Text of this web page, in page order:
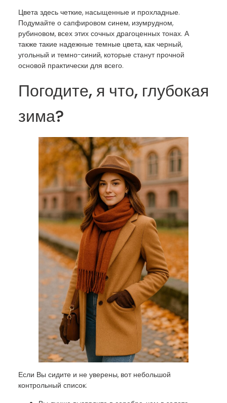
Цвета здесь четкие, насыщенные и прохладные.
Подумайте о сапфировом синем, изумрудном,
рубиновом, всех этих сочных драгоценных тонах. А
также такие надежные темные цвета, как черный,
угольный и темно-синий, которые станут прочной
основой практически для всего.
Погодите, я что, глубокая
зима?
Если Вы сидите и не уверены, вот небольшой
контрольный список: